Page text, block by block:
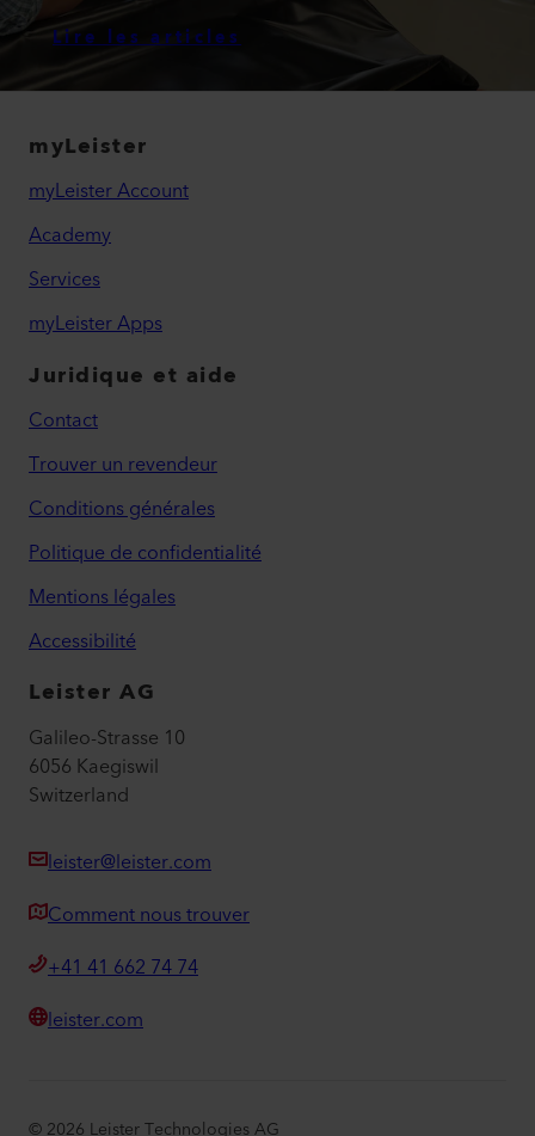
Lire les articles
myLeister
myLeister Account
Academy
Services
myLeister Apps
Juridique et aide
Contact
Trouver un revendeur
Conditions générales
Politique de confidentialité
Mentions légales
Accessibilité
Leister AG
Galileo-Strasse 10
6056 Kaegiswil
Switzerland
leister@leister.com
Comment nous trouver
+41 41 662 74 74
leister.com
© 2026 Leister Technologies AG